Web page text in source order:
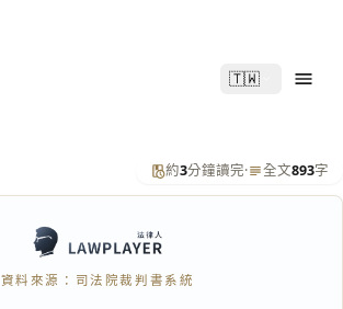
🇹🇼
約3分鐘讀完· 全文893字
資料來源：司法院裁判書系統